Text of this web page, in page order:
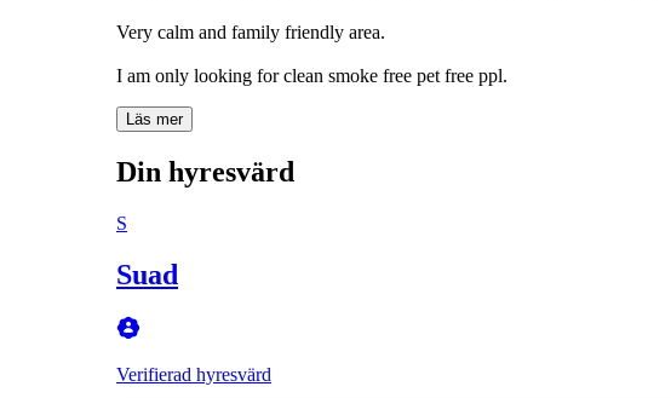
Very calm and family friendly area.
Läs mer
Din hyresvärd
S
Suad
Verifierad hyresvärd